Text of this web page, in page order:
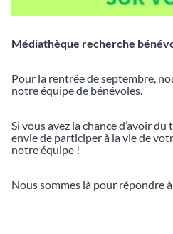
Médiathèque recherche
Pour la rentrée de septembre,
notre équipe de bénévoles.
Si vous avez la chance d’avoir
envie de participer à la vie de
notre équipe !
Nous sommes là pour répondre